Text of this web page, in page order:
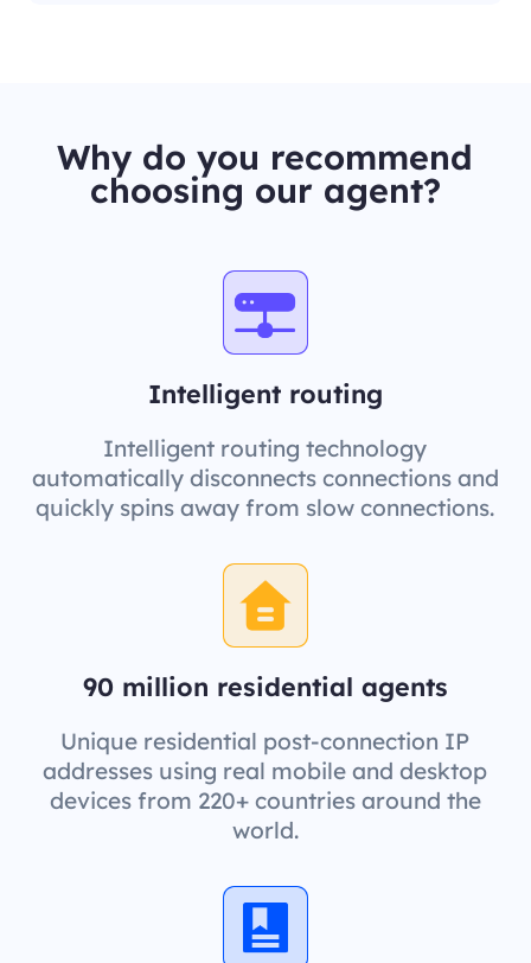
Why do you recommend
choosing our agent?
Intelligent routing
Intelligent routing technology
automatically disconnects connections and
quickly spins away from slow connections.
90 million residential agents
Unique residential post-connection IP
addresses using real mobile and desktop
devices from 220+ countries around the
world.